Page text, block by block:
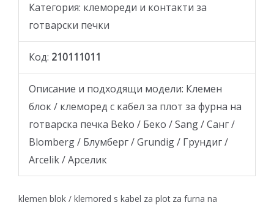
Категория: клемореди и контакти за
готварски печки
Код: 210111011
Описание и подходящи модели: Клемен
блок / клеморед с кабел за плот за фурна на
готварска печка Beko / Беко / Sang / Санг /
Blomberg / Блумберг / Grundig / Грундиг /
Arcelik / Арселик
klemen blok / klemored s kabel za plot za furna na